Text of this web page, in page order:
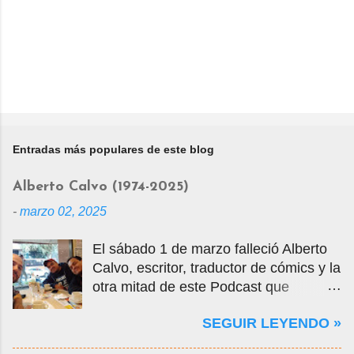
Entradas más populares de este blog
Alberto Calvo (1974-2025)
- marzo 02, 2025
El sábado 1 de marzo falleció Alberto
Calvo, escritor, traductor de cómics y la
otra mitad de este Podcast que
14 años. La foto que ven es una selfie
SEGUIR LEYENDO »